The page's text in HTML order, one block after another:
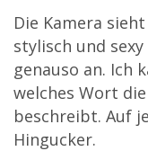
Die Kamera
stylisch und
genauso an. Ich
welches Wort
beschreibt. Auf
Hingucker.